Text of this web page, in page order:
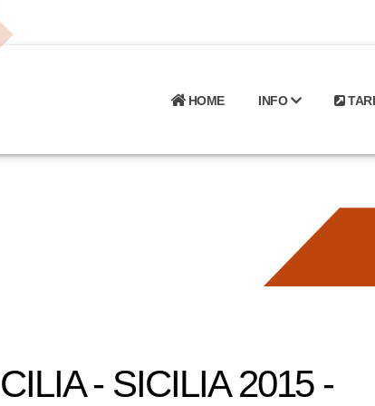
HOME INFO
- SICILIA 2015 -